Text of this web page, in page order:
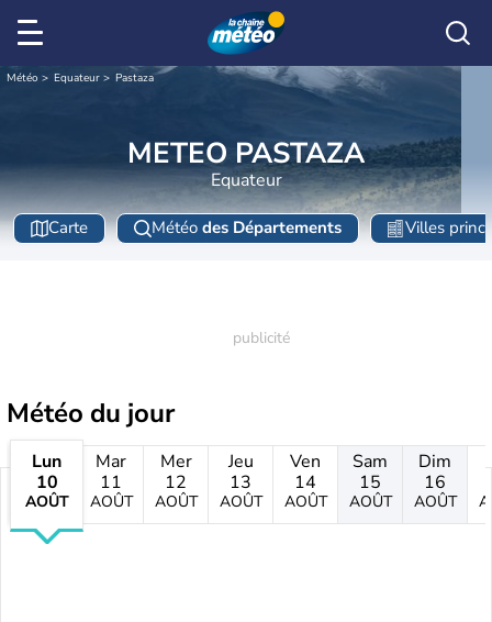
Météo Equateur Pastaza
METEO PASTAZA
Equateur
Carte Météo des Départements Villes
Météo du jour
Lun
10
AOÛT
Mar
11
AOÛT
Mer
12
AOÛT
Jeu
13
AOÛT
Ven
14
AOÛT
Sam
15
AOÛT
Dim
16
AOÛT